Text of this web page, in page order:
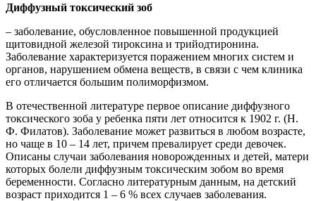
Диффузный токсический зоб
– заболевание, обусловленное повышенной продукцией
щитовидной железой тироксина и трийодтиронина.
Заболевание характеризуется поражением многих систем и
органов, нарушением обмена веществ, в связи с чем клиника
его отличается большим полиморфизмом.
В отечественной литературе первое описание диффузного
токсического зоба у ребенка пяти лет относится к 1902 г. (Н.
Ф. Филатов). Заболевание может развиться в любом возрасте,
но чаще в 10 – 14 лет, причем превалирует среди девочек.
Описаны случаи заболевания новорожденных и детей, матери
которых болели диффузным токсическим зобом во время
беременности. Согласно литературным данным, на детский
возраст приходится 1 – 6 % всех случаев заболевания.